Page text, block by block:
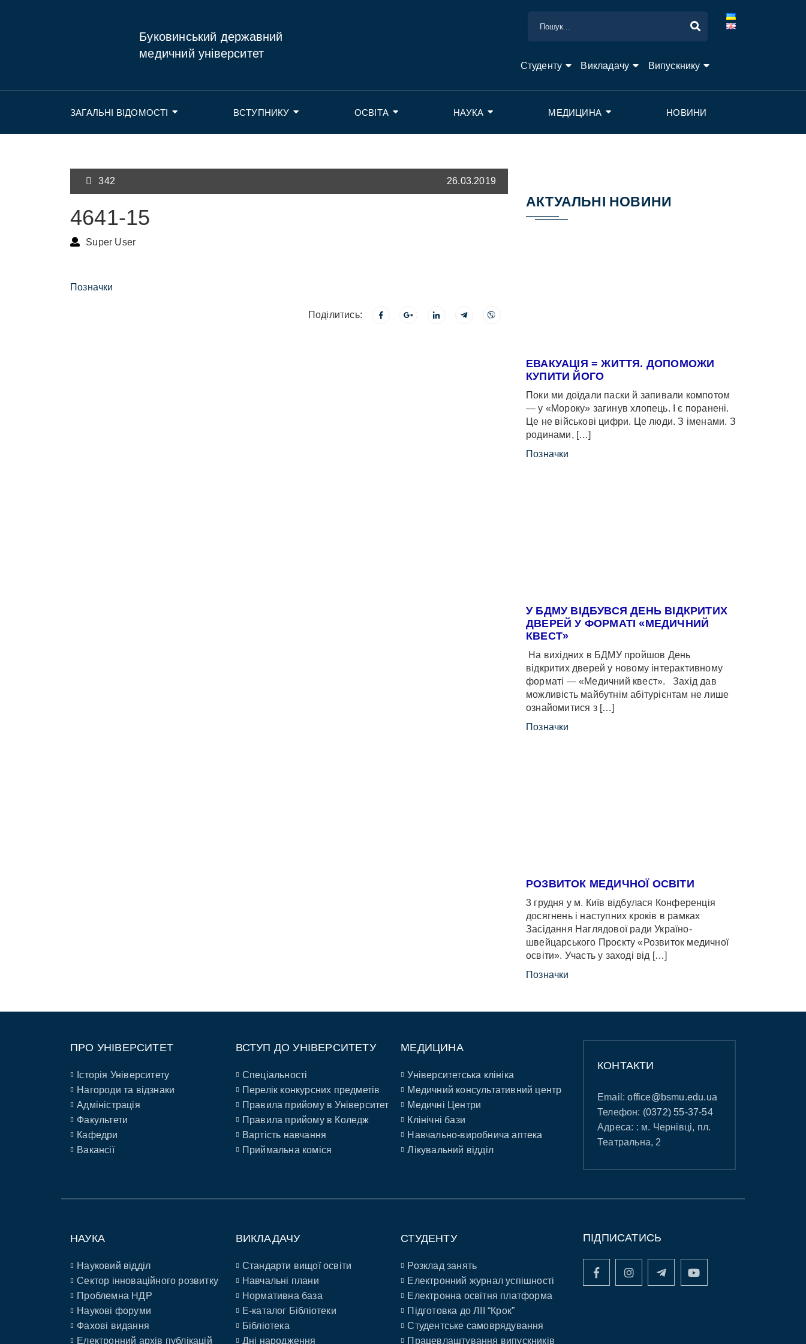
Буковинський державний
медичний університет
Студенту Викладачу Випускнику
ЗАГАЛЬНІ ВІДОМОСТІ ВСТУПНИКУ ОСВІТА НАУКА МЕДИЦИНА НОВИНИ
342 26.03.2019
4641-15
Super User
Позначки
Поділитись:
АКТУАЛЬНІ НОВИНИ
ЕВАКУАЦІЯ = ЖИТТЯ. ДОПОМОЖИ
КУПИТИ ЙОГО
Поки ми доїдали паски й запивали компотом
— у «Мороку» загинув хлопець. І є поранені.
Це не військові цифри. Це люди. З іменами. З
родинами, […]
Позначки
У БДМУ ВІДБУВСЯ ДЕНЬ ВІДКРИТИХ
ДВЕРЕЙ У ФОРМАТІ «МЕДИЧНИЙ
КВЕСТ»
На вихідних в БДМУ пройшов День
відкритих дверей у новому інтерактивному
форматі — «Медичний квест». Захід дав
можливість майбутнім абітурієнтам не лише
ознайомитися з […]
Позначки
РОЗВИТОК МЕДИЧНОЇ ОСВІТИ
3 грудня у м. Київ відбулася Конференція
досягнень і наступних кроків в рамках
Засідання Наглядової ради Україно-
швейцарського Проєкту «Розвиток медичної
освіти». Участь у заході від […]
Позначки
ПРО УНІВЕРСИТЕТ
Історія Університету
Нагороди та відзнаки
Адміністрація
Факультети
Кафедри
Вакансії
ВСТУП ДО УНІВЕРСИТЕТУ
Спеціальності
Перелік конкурсних предметів
Правила прийому в Університет
Правила прийому в Коледж
Вартість навчання
Приймальна коміся
МЕДИЦИНА
Університетська клініка
Медичний консультативний центр
Медичні Центри
Клінічні бази
Навчально-виробнича аптека
Лікувальний відділ
КОНТАКТИ
Email:office@bsmu.edu.ua
Телефон: (0372) 55-37-54
Адреса: : м. Чернівці, пл.
Театральна, 2
НАУКА
Науковий відділ
Сектор інноваційного розвитку
Проблемна НДР
Наукові форуми
Фахові видання
Електронний архів публікацій
ВИКЛАДАЧУ
Стандарти вищої освіти
Навчальні плани
Нормативна база
E-каталог Бібліотеки
Бібліотека
Дні народження
СТУДЕНТУ
Розклад занять
Електронний журнал успішності
Електронна освітня платформа
Підготовка до ЛІІ “Крок”
Студентське самоврядування
Працевлаштування випускників
ПІДПИСАТИСЬ